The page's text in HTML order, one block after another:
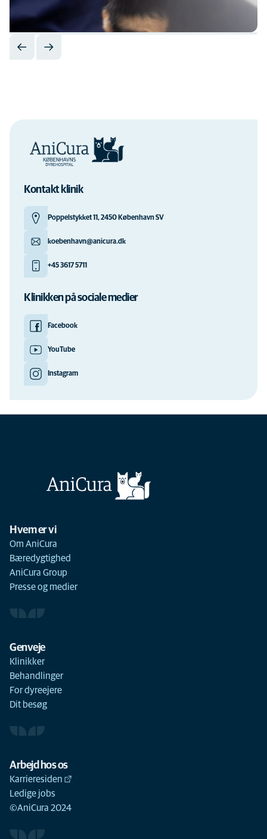
Kontakt klinik
Poppelstykket 11, 2450 København SV
koebenhavn@anicura.dk
+45 3617 5711
Klinikken på sociale medier
Facebook
YouTube
Instagram
Hvem er vi
Om AniCura
Bæredygtighed
AniCura Group
Presse og medier
Genveje
Klinikker
Behandlinger
For dyreejere
Dit besøg
Arbejd hos os
Karrieresiden
Ledige jobs
©AniCura 2024